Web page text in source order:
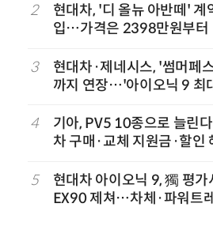
2
현대차, '디 올뉴 아반떼' 계
입…가격은 2398만원부터
3
현대차·제네시스, '썸머페
까지 연장…'아이오닉 9 최
4
기아, PV5 10종으로 늘린
차 구매·교체 지원금·할인
5
현대차 아이오닉 9, 獨 평가
EX90 제쳐…차체·파워트